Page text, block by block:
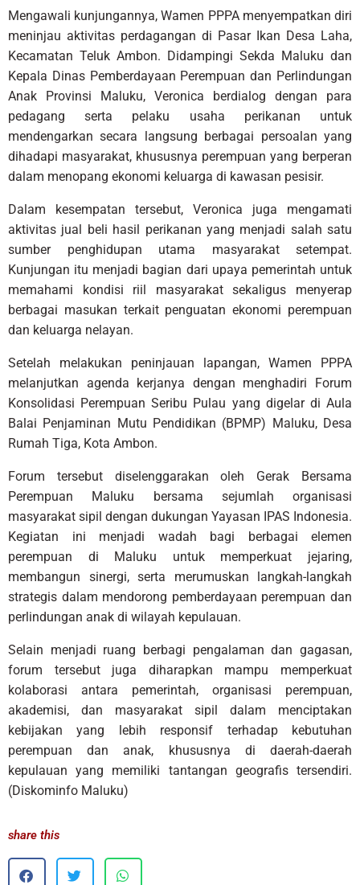
Mengawali kunjungannya, Wamen PPPA menyempatkan diri
meninjau aktivitas perdagangan di Pasar Ikan Desa Laha,
Kecamatan Teluk Ambon. Didampingi Sekda Maluku dan
Kepala Dinas Pemberdayaan Perempuan dan Perlindungan
Anak Provinsi Maluku, Veronica berdialog dengan para
pedagang serta pelaku usaha perikanan untuk
mendengarkan secara langsung berbagai persoalan yang
dihadapi masyarakat, khususnya perempuan yang berperan
dalam menopang ekonomi keluarga di kawasan pesisir.
Dalam kesempatan tersebut, Veronica juga mengamati
aktivitas jual beli hasil perikanan yang menjadi salah satu
sumber penghidupan utama masyarakat setempat.
Kunjungan itu menjadi bagian dari upaya pemerintah untuk
memahami kondisi riil masyarakat sekaligus menyerap
berbagai masukan terkait penguatan ekonomi perempuan
dan keluarga nelayan.
Setelah melakukan peninjauan lapangan, Wamen PPPA
melanjutkan agenda kerjanya dengan menghadiri Forum
Konsolidasi Perempuan Seribu Pulau yang digelar di Aula
Balai Penjaminan Mutu Pendidikan (BPMP) Maluku, Desa
Rumah Tiga, Kota Ambon.
Forum tersebut diselenggarakan oleh Gerak Bersama
Perempuan Maluku bersama sejumlah organisasi
masyarakat sipil dengan dukungan Yayasan IPAS Indonesia.
Kegiatan ini menjadi wadah bagi berbagai elemen
perempuan di Maluku untuk memperkuat jejaring,
membangun sinergi, serta merumuskan langkah-langkah
strategis dalam mendorong pemberdayaan perempuan dan
perlindungan anak di wilayah kepulauan.
Selain menjadi ruang berbagi pengalaman dan gagasan,
forum tersebut juga diharapkan mampu memperkuat
kolaborasi antara pemerintah, organisasi perempuan,
akademisi, dan masyarakat sipil dalam menciptakan
kebijakan yang lebih responsif terhadap kebutuhan
perempuan dan anak, khususnya di daerah-daerah
kepulauan yang memiliki tantangan geografis tersendiri.
(Diskominfo Maluku)
share this